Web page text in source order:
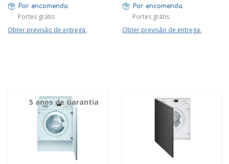
Por encomenda
Portes grátis
Obter previsão de entrega.
Por encomenda
Portes grátis
Obter previsão de entrega.
5 anos de Garantia